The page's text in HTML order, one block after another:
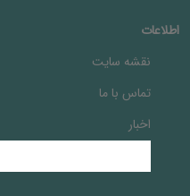
اطلاعات
نقشه سایت
تماس با ما
اخبار